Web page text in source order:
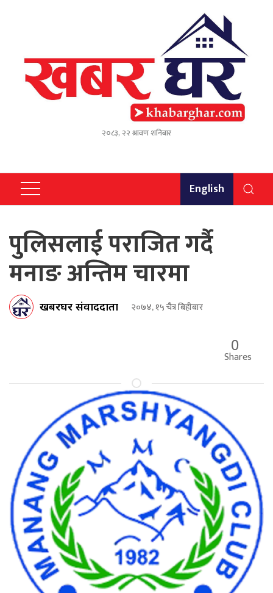
२०८३, २२ श्रावण शनिबार
English
पुलिसलाई पराजित गर्दै
मनाङ अन्तिम चारमा
खबरघर संवाददाता २०७४, १५ चैत्र बिहीबार
0
Shares